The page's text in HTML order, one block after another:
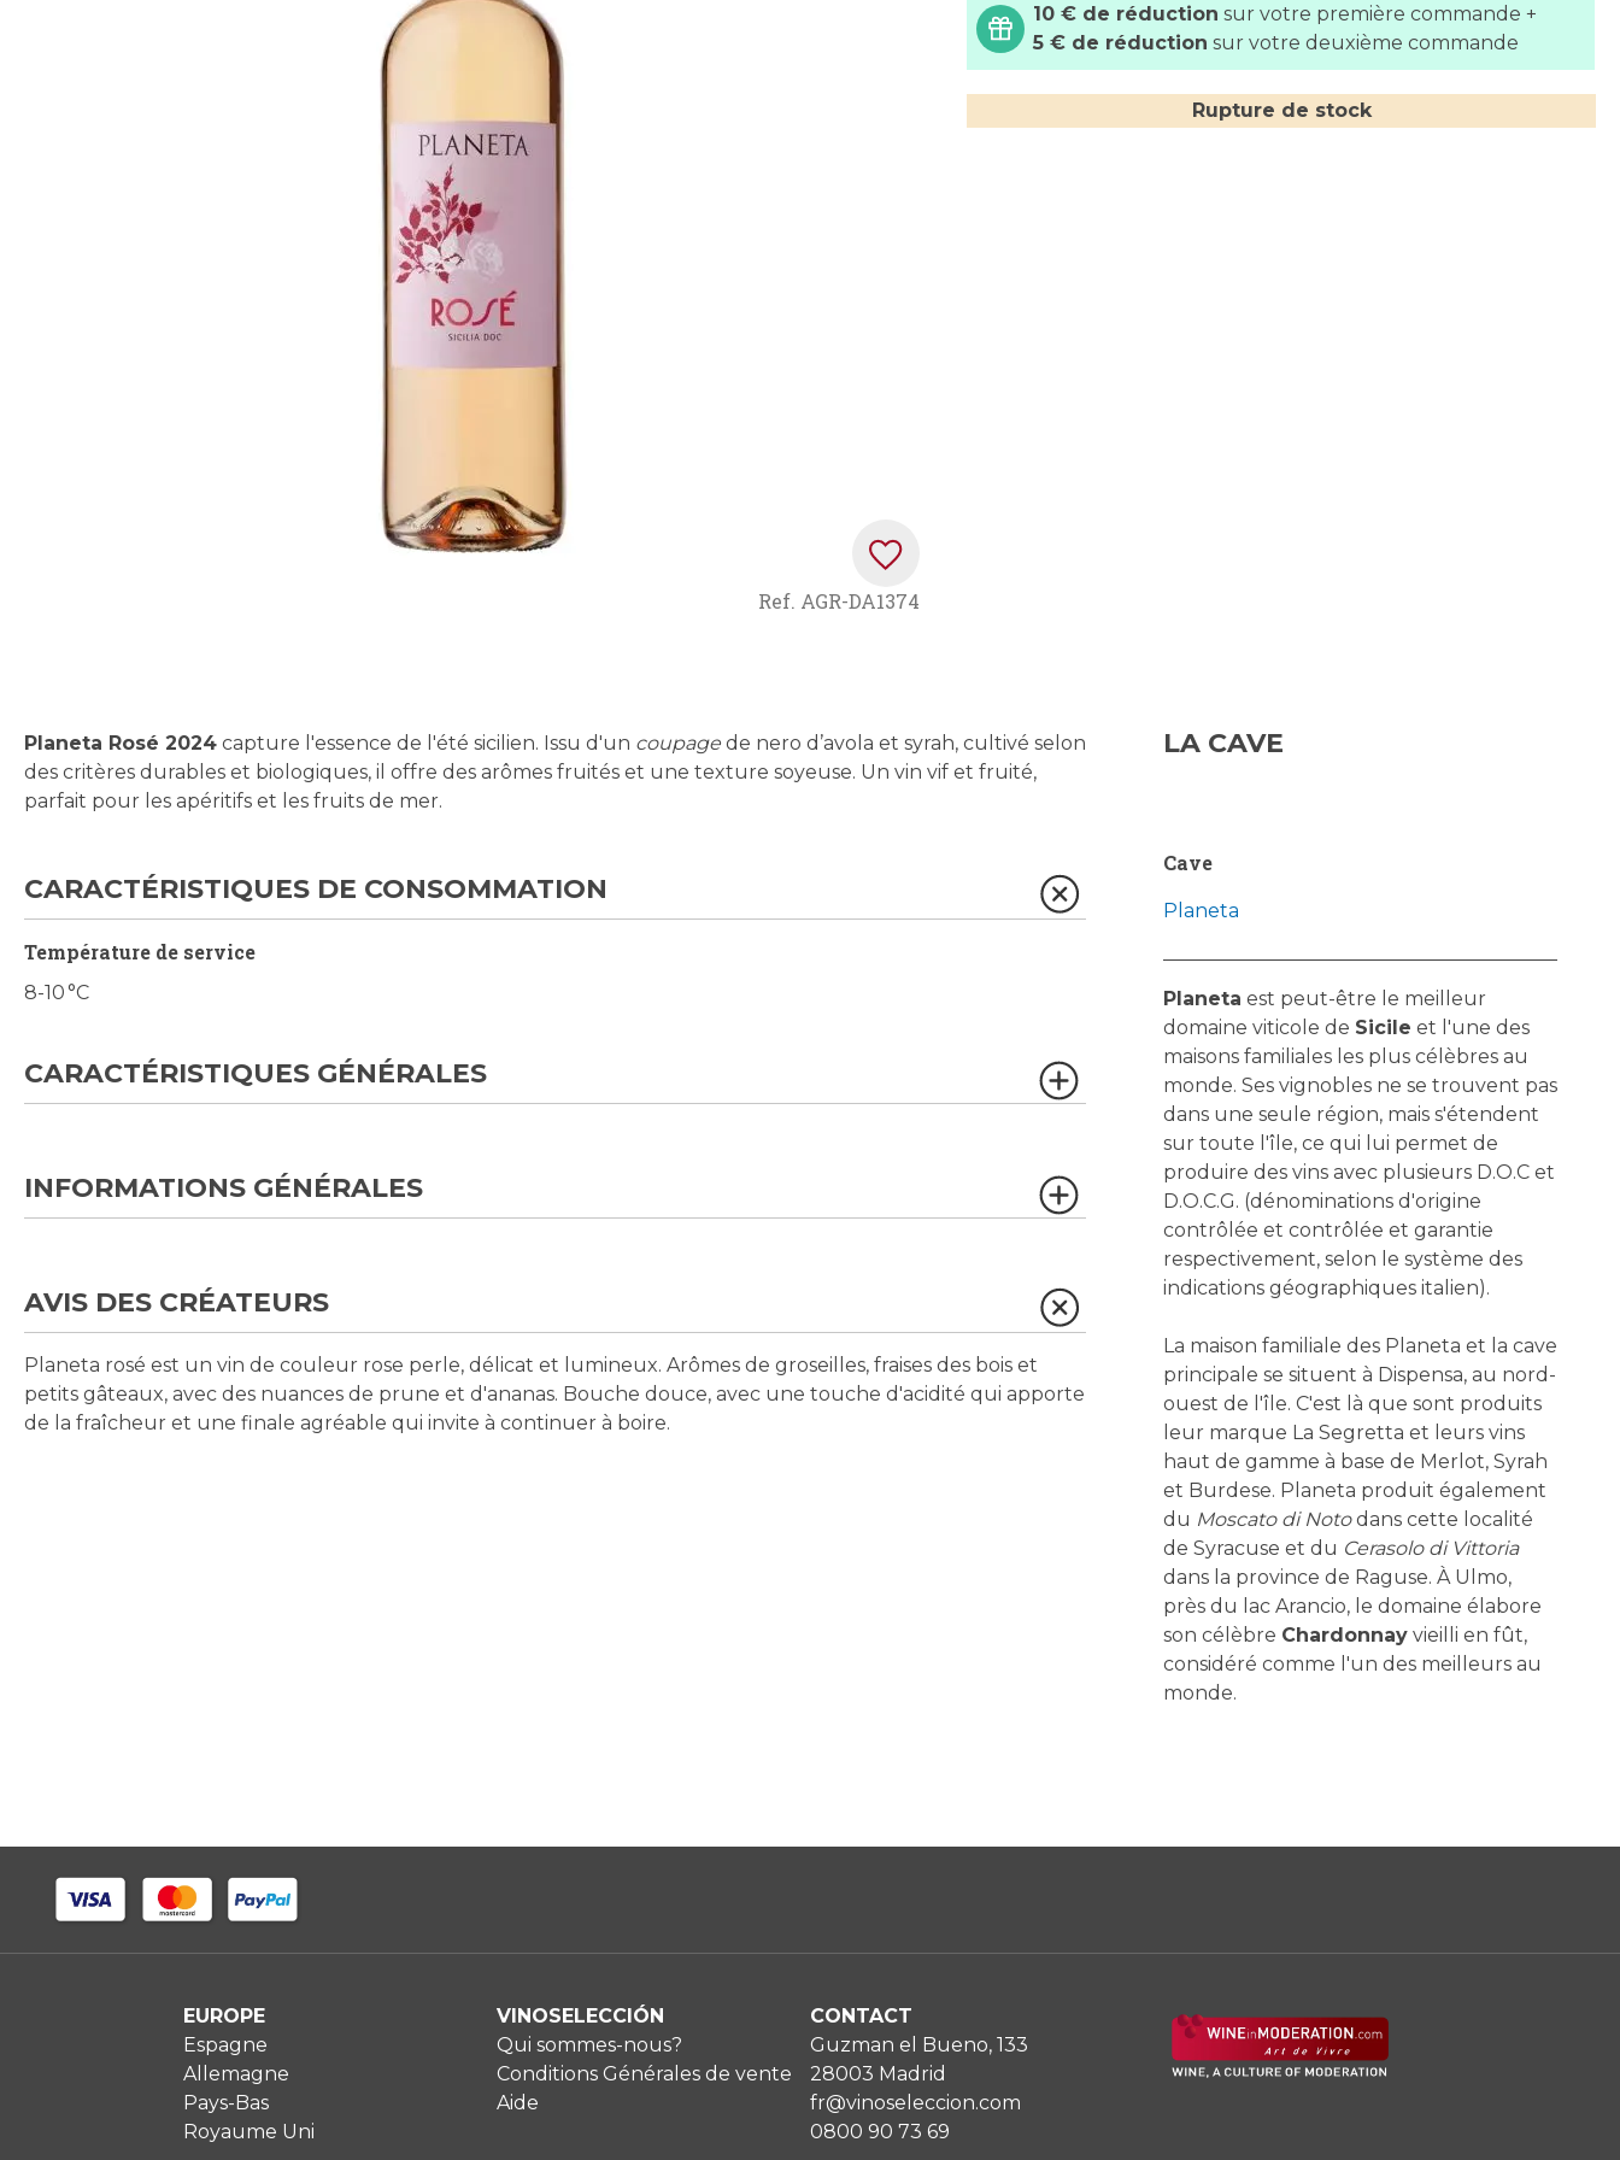
of
the
images
Ref. AGR-DA1374
10 € de réduction sur votre première commande +
5 € de réduction sur votre deuxième commande
Rupture de stock
Planeta Rosé 2024 capture l'essence de l'été sicilien. Issu d'un coupage de nero d’avola et syrah, cultivé selon
des critères durables et biologiques, il offre des arômes fruités et une texture soyeuse. Un vin vif et fruité,
parfait pour les apéritifs et les fruits de mer.
CARACTÉRISTIQUES DE CONSOMMATION
Température de service
8-10 °C
CARACTÉRISTIQUES GÉNÉRALES
INFORMATIONS GÉNÉRALES
AVIS DES CRÉATEURS
Planeta rosé est un vin de couleur rose perle, délicat et lumineux. Arômes de groseilles, fraises des bois et
petits gâteaux, avec des nuances de prune et d'ananas. Bouche douce, avec une touche d'acidité qui apporte
de la fraîcheur et une finale agréable qui invite à continuer à boire.
LA CAVE
Cave
Planeta
Planeta est peut-être le meilleur
domaine viticole de Sicile et l'une des
maisons familiales les plus célèbres au
monde. Ses vignobles ne se trouvent pas
dans une seule région, mais s'étendent
sur toute l'île, ce qui lui permet de
produire des vins avec plusieurs D.O.C et
D.O.C.G. (dénominations d'origine
contrôlée et contrôlée et garantie
respectivement, selon le système des
indications géographiques italien).
La maison familiale des Planeta et la cave
principale se situent à Dispensa, au nord-
ouest de l'île. C'est là que sont produits
leur marque La Segretta et leurs vins
haut de gamme à base de Merlot, Syrah
et Burdese. Planeta produit également
du Moscato di Notodans cette localité
de Syracuse et du Cerasolo di Vittoria
dans la province de Raguse. À Ulmo,
près du lac Arancio, le domaine élabore
son célèbre Chardonnayvieilli en fût,
considéré comme l'un des meilleurs au
monde.
EUROPE
Espagne
Allemagne
Pays-Bas
Royaume Uni
VINOSELECCIÓN
Qui sommes-nous?
Conditions Générales de vente
Aide
CONTACT
Guzman el Bueno, 133
28003 Madrid
fr@vinoseleccion.com
0800 90 73 69